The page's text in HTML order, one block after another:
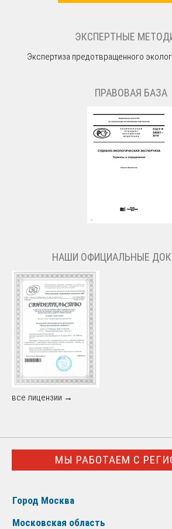
ЭКСПЕРТНЫЕ
Экспертиза предотвращенного
ПРАВОВАЯ БАЗА
НАШИ ОФИЦИАЛЬНЫЕ
все лицензии →
МЫ РАБОТАЕМ С
Город Москва
Московская область